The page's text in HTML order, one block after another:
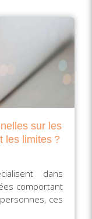
sur les
les limites ?
dans
comportant
ces